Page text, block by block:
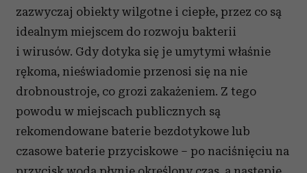
zazwyczaj obiekty wilgotne i ciepłe, przez co są
idealnym miejscem do rozwoju bakterii
i wirusów. Gdy dotyka się je umytymi właśnie
rękoma, nieświadomie przenosi się na nie
drobnoustroje, co grozi zakażeniem. Z tego
powodu w miejscach publicznych są
rekomendowane baterie bezdotykowe lub
czasowe baterie przyciskowe – po naciśnięciu na